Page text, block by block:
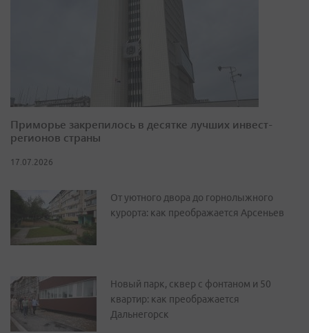
Приморье закрепилось в десятке лучших инвест-
регионов страны
17.07.2026
От уютного двора до горнолыжного
курорта: как преображается Арсеньев
Новый парк, сквер с фонтаном и 50
квартир: как преображается
Дальнегорск